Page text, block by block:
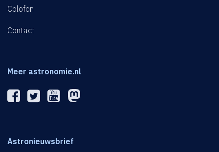
Colofon
Contact
Meer astronomie.nl
Astronieuwsbrief